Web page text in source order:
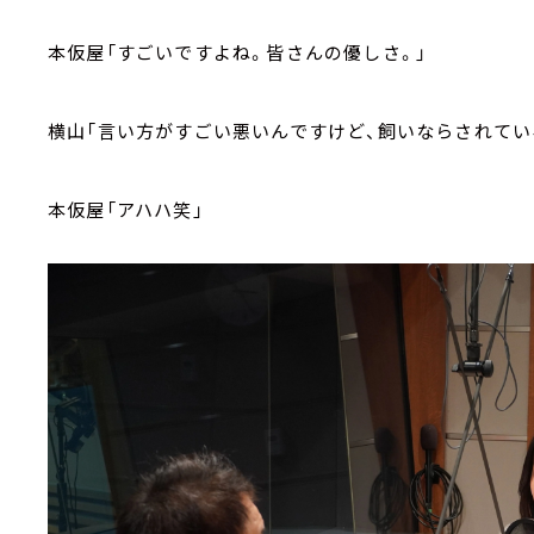
本仮屋「すごいですよね。皆さんの優しさ。」
横山「言い方がすごい悪いんですけど、飼いならされてい
本仮屋「アハハ笑」